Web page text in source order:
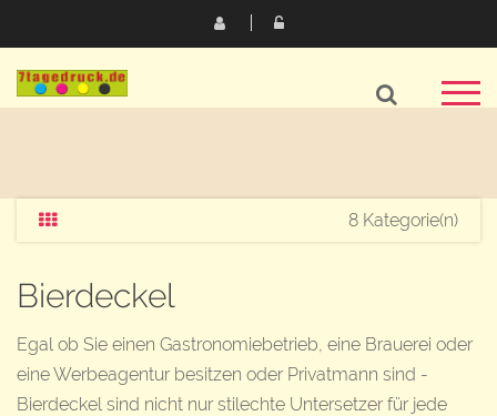
8 Kategorie(n)
Bierdeckel
Egal ob Sie einen Gastronomiebetrieb, eine Brauerei oder
eine Werbeagentur besitzen oder Privatmann sind -
Bierdeckel sind nicht nur stilechte Untersetzer für jede